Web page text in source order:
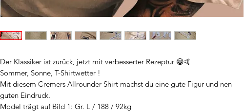
Der Klassiker ist zurück, jetzt mit verbesserter Rezeptur 😀🤙
Sommer, Sonne, T-Shirtwetter !
Mit diesem Cremers Allrounder Shirt machst du eine gute Figur und nen
guten Eindruck.
Model trägt auf Bild 1: Gr. L / 188 / 92kg